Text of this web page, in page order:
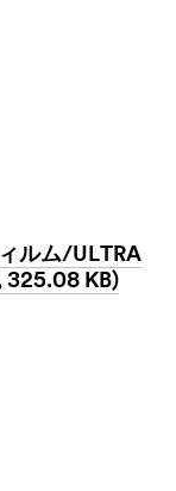
ルム/ULTRA
325.08 KB)